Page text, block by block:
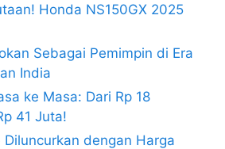
Honda NS150GX 2025
Sebagai Pemimpin di Era
India
ke Masa: Dari Rp 18
41 Juta!
Diluncurkan dengan Harga